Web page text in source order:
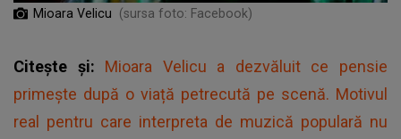
Mioara Velicu (sursa foto: Facebook)
Citește și: Mioara Velicu a dezvăluit ce pensie
primește după o viață petrecută pe scenă. Motivul
real pentru care interpreta de muzică populară nu